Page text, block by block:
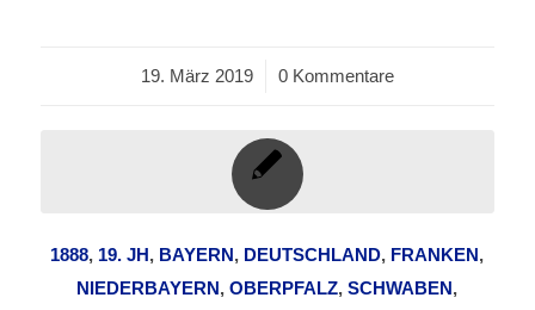
19. März 2019
/ 0 Kommentare
1888, 19. JH, BAYERN, DEUTSCHLAND, FRANKEN,
NIEDERBAYERN,OBERPFALZ,SCHWABEN,